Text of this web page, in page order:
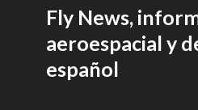
Fly News,
aeroespacial y
español